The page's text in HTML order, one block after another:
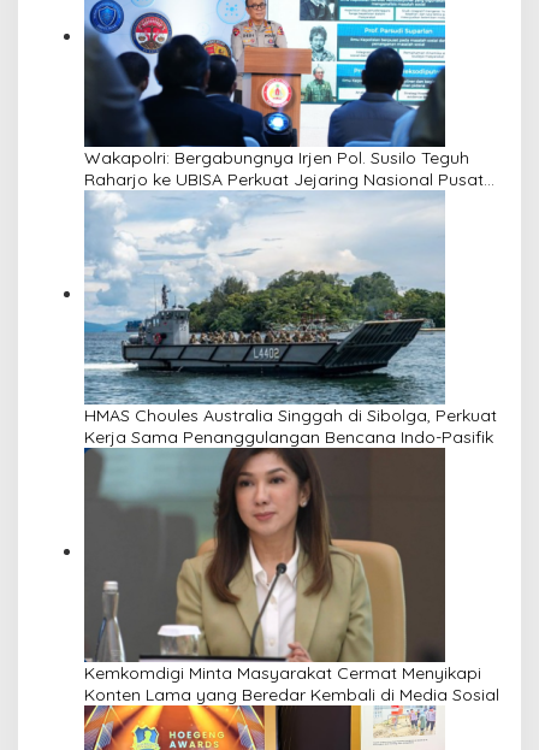
Wakapolri: Bergabungnya Irjen Pol. Susilo Teguh
Raharjo ke UBISA Perkuat Jejaring Nasional Pusat
Studi Kepolisian
HMAS Choules Australia Singgah di Sibolga, Perkuat
Kerja Sama Penanggulangan Bencana Indo-Pasifik
Kemkomdigi Minta Masyarakat Cermat Menyikapi
Konten Lama yang Beredar Kembali di Media Sosial